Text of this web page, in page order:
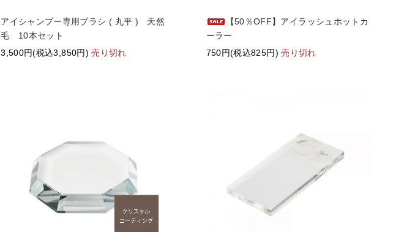
アイシャンプー専用ブラシ ( 丸平 ) 天然
毛 10本セット
3,500円(税込3,850円)売り切れ
【50％OFF】アイラッシュホットカ
ーラー
750円(税込825円)売り切れ